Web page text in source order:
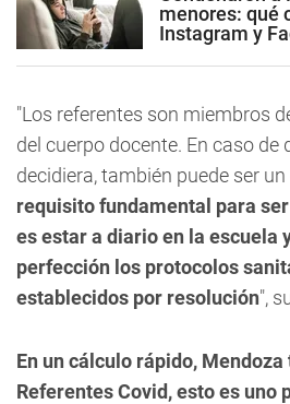
menores: qué
Instagram y
"Los referentes son miembros
del cuerpo docente. En caso de
decidiera, también puede ser
requisito fundamental para
es estar a diario en la escuela
perfección los protocolos
establecidos por resolución",
En un cálculo rápido,
Referentes Covid, esto es uno